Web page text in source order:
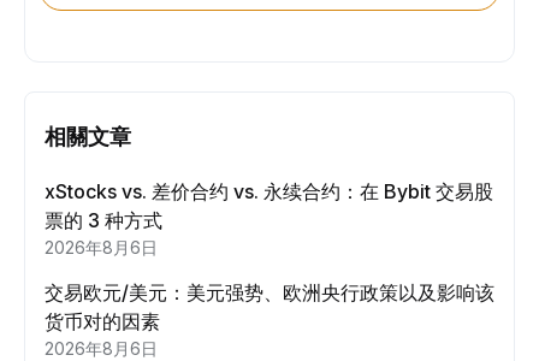
相關文章
xStocks vs. 差价合约 vs. 永续合约：在 Bybit 交易股
票的 3 种方式
2026年8月6日
交易欧元/美元：美元强势、欧洲央行政策以及影响该
货币对的因素
2026年8月6日